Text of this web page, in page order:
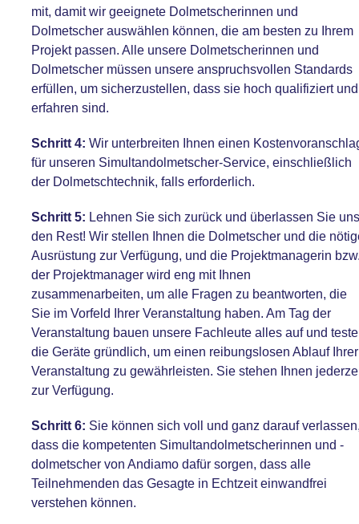
mit, damit wir geeignete Dolmetscherinnen und
Dolmetscher auswählen können, die am besten zu Ihrem
Projekt passen. Alle unsere Dolmetscherinnen und
Dolmetscher müssen unsere anspruchsvollen Standards
erfüllen, um sicherzustellen, dass sie hoch qualifiziert und
erfahren sind.
Schritt 4: Wir unterbreiten Ihnen einen
für unseren Simultandolmetscher-Service, einschließlich
der Dolmetschtechnik, falls erforderlich.
Schritt 5: Lehnen Sie sich zurück und überlassen Sie uns
den Rest! Wir stellen Ihnen die Dolmetscher und die
Ausrüstung zur Verfügung, und die Projektmanagerin
der Projektmanager wird eng mit Ihnen
zusammenarbeiten, um alle Fragen zu beantworten, die
Sie im Vorfeld Ihrer Veranstaltung haben. Am Tag der
Veranstaltung bauen unsere Fachleute alles auf und
die Geräte gründlich, um einen reibungslosen Ablauf Ihrer
Veranstaltung zu gewährleisten. Sie stehen Ihnen
zur Verfügung.
Schritt 6: Sie können sich voll und ganz darauf
dass die kompetenten Simultandolmetscherinnen und -
dolmetscher von Andiamo dafür sorgen, dass alle
Teilnehmenden das Gesagte in Echtzeit einwandfrei
verstehen können.